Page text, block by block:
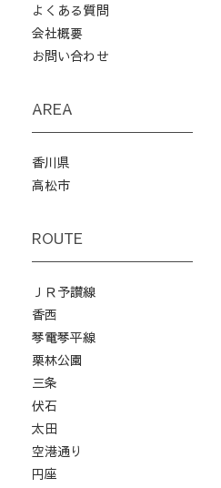
よくある質問
会社概要
お問い合わせ
AREA
香川県
高松市
ROUTE
ＪＲ予讃線
香西
琴電琴平線
栗林公園
三条
伏石
太田
空港通り
円座